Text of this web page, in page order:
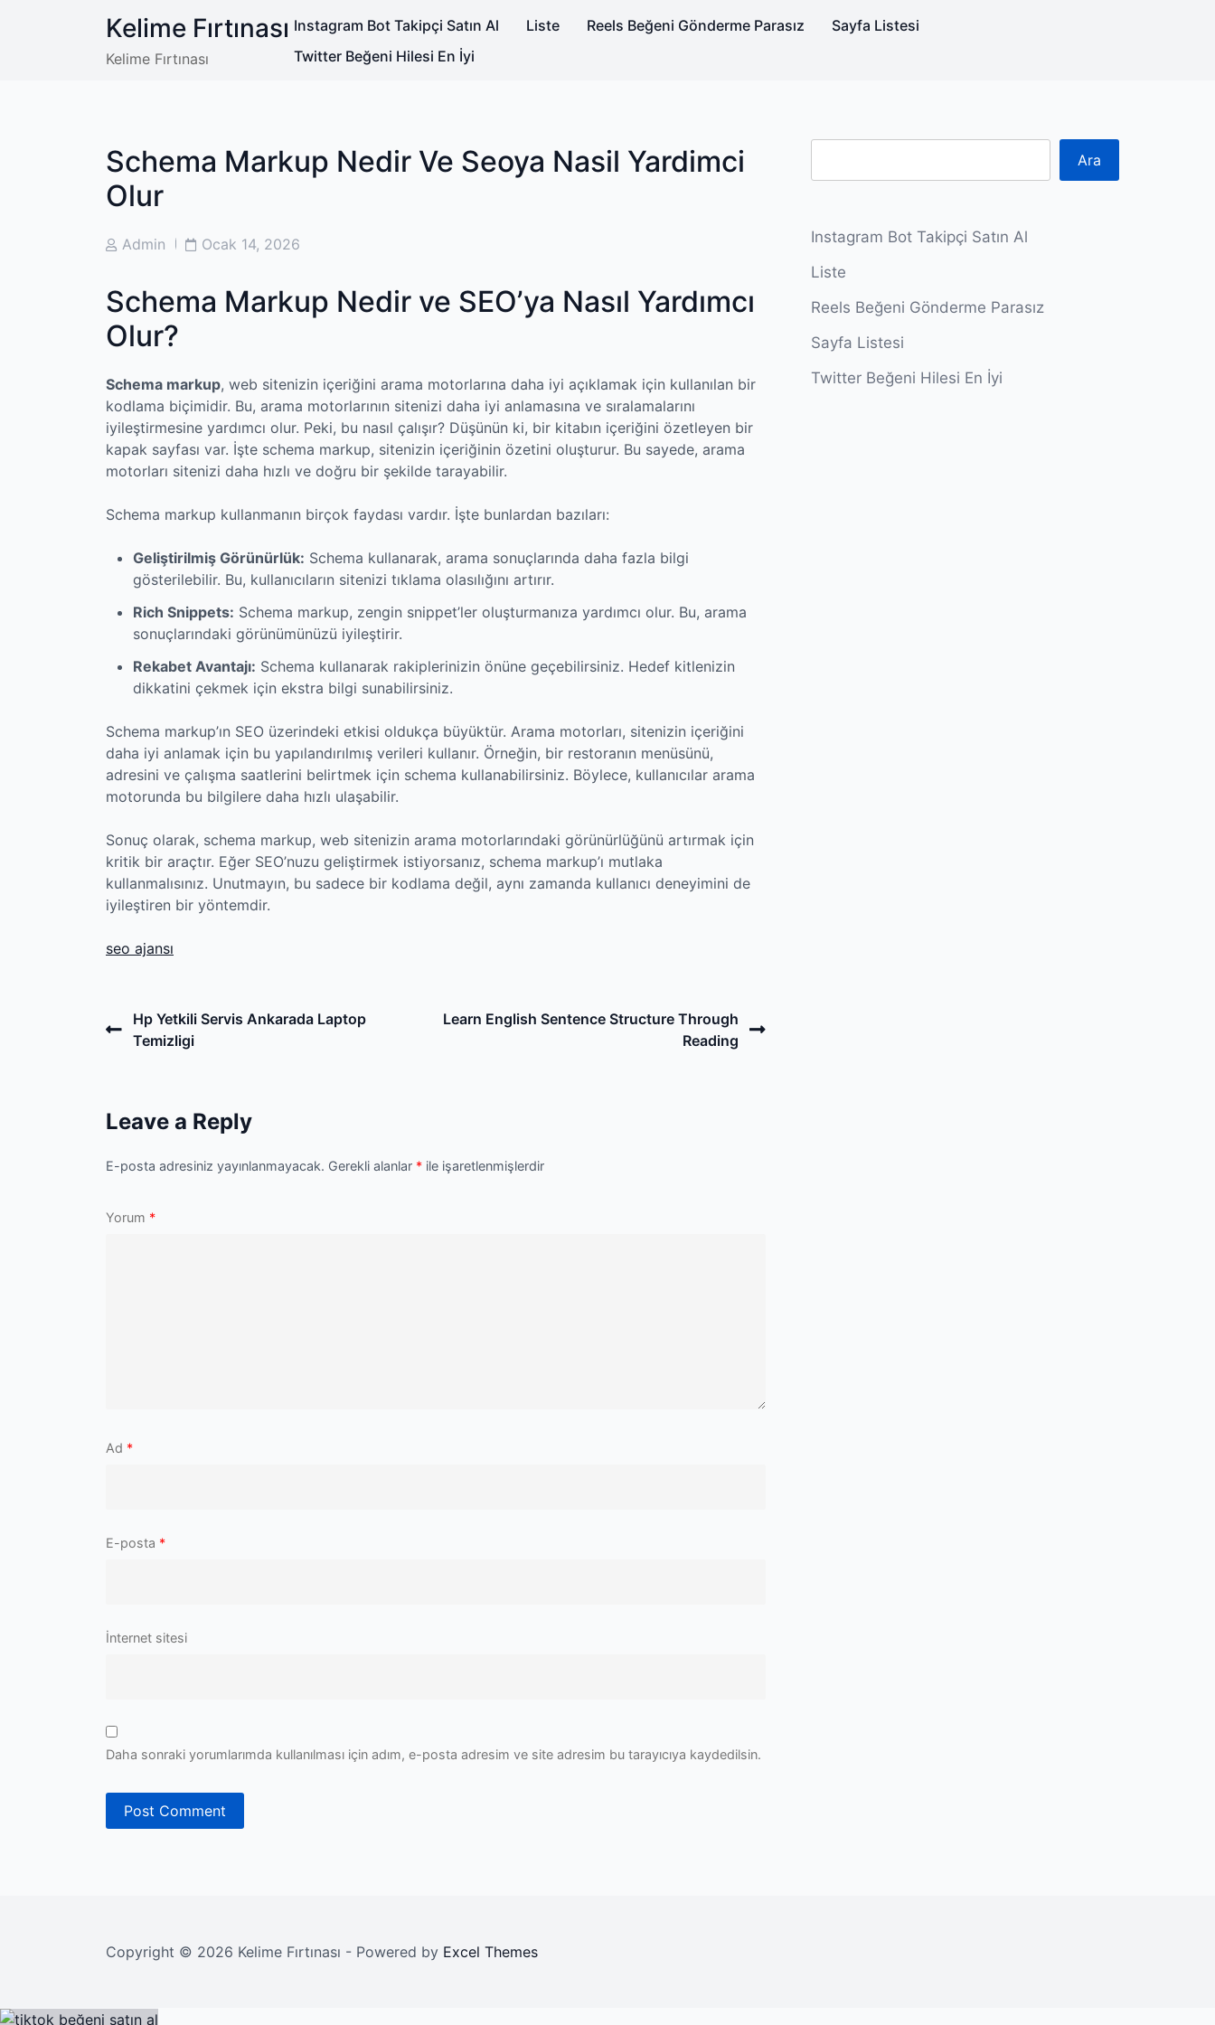
Kelime Fırtınası
Kelime Fırtınası
Instagram Bot Takipçi Satın Al Liste Reels Beğeni Gönderme Parasız
Sayfa Listesi
Twitter Beğeni Hilesi En İyi
Schema Markup Nedir Ve Seoya Nasil Yardimci
Olur
PostAdmin
PostOcak 14, 2026
Schema Markup Nedir ve SEO’ya Nasıl Yardımcı
Olur?
Schema markup, web sitenizin içeriğini arama motorlarına daha iyi açıklamak için kullanılan bir
kodlama biçimidir. Bu, arama motorlarının sitenizi daha iyi anlamasına ve sıralamalarını
iyileştirmesine yardımcı olur. Peki, bu nasıl çalışır? Düşünün ki, bir kitabın içeriğini özetleyen bir
kapak sayfası var. İşte schema markup, sitenizin içeriğinin özetini oluşturur. Bu sayede, arama
motorları sitenizi daha hızlı ve doğru bir şekilde tarayabilir.
Schema markup kullanmanın birçok faydası vardır. İşte bunlardan bazıları:
Geliştirilmiş Görünürlük: Schema kullanarak, arama sonuçlarında daha fazla bilgi
gösterilebilir. Bu, kullanıcıların sitenizi tıklama olasılığını artırır.
Rich Snippets: Schema markup, zengin snippet’ler oluşturmanıza yardımcı olur. Bu, arama
sonuçlarındaki görünümünüzü iyileştirir.
Rekabet Avantajı: Schema kullanarak rakiplerinizin önüne geçebilirsiniz. Hedef kitlenizin
dikkatini çekmek için ekstra bilgi sunabilirsiniz.
Schema markup’ın SEO üzerindeki etkisi oldukça büyüktür. Arama motorları, sitenizin içeriğini
daha iyi anlamak için bu yapılandırılmış verileri kullanır. Örneğin, bir restoranın menüsünü,
adresini ve çalışma saatlerini belirtmek için schema kullanabilirsiniz. Böylece, kullanıcılar arama
motorunda bu bilgilere daha hızlı ulaşabilir.
Sonuç olarak, schema markup, web sitenizin arama motorlarındaki görünürlüğünü artırmak için
kritik bir araçtır. Eğer SEO’nuzu geliştirmek istiyorsanız, schema markup’ı mutlaka
kullanmalısınız. Unutmayın, bu sadece bir kodlama değil, aynı zamanda kullanıcı deneyimini de
iyileştiren bir yöntemdir.
seo ajansı
Post
navigation
Previous
Post
Hp Yetkili Servis Ankarada Laptop
Temizligi
Learn English Sentence Structure Through
Reading
Leave a Reply
E-posta adresiniz yayınlanmayacak. Gerekli alanlar * ile işaretlenmişlerdir
Yorum *
Ad *
E-posta *
İnternet sitesi
Daha sonraki yorumlarımda kullanılması için adım, e-posta adresim ve site adresim bu tarayıcıya kaydedilsin.
Ara
Instagram Bot Takipçi Satın Al
Liste
Reels Beğeni Gönderme Parasız
Sayfa Listesi
Twitter Beğeni Hilesi En İyi
Copyright © 2026 Kelime Fırtınası - Powered by Excel Themes